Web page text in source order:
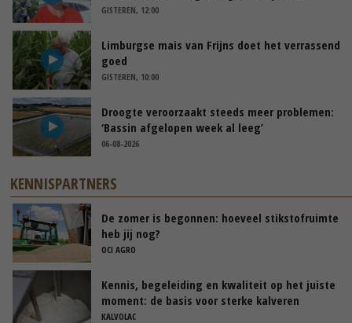
GISTEREN, 12:00
Limburgse mais van Frijns doet het verrassend
goed
GISTEREN, 10:00
Droogte veroorzaakt steeds meer problemen:
‘Bassin afgelopen week al leeg’
06-08-2026
KENNISPARTNERS
De zomer is begonnen: hoeveel stikstofruimte
heb jij nog?
OCI AGRO
Kennis, begeleiding en kwaliteit op het juiste
moment: de basis voor sterke kalveren
KALVOLAC